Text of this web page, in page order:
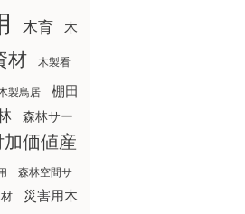
木育 木
材 木製看
製鳥居
棚田
森林サー
価値産
森林空間サ
災害用木